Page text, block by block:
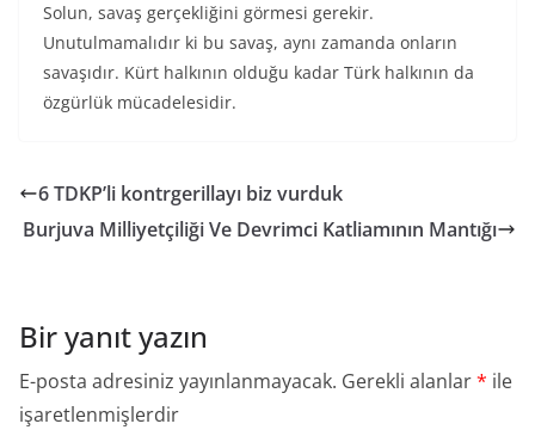
Solun, savaş gerçekliğini görmesi gerekir.
Unutulmamalıdır ki bu savaş, aynı zamanda onların
savaşıdır. Kürt halkının olduğu kadar Türk halkının da
özgürlük mücadelesidir.
6 TDKP’li kontrgerillayı biz vurduk
Burjuva Milliyetçiliği Ve Devrimci Katliamının Mantığı
Bir yanıt yazın
E-posta adresiniz yayınlanmayacak. Gerekli alanlar* ile
işaretlenmişlerdir